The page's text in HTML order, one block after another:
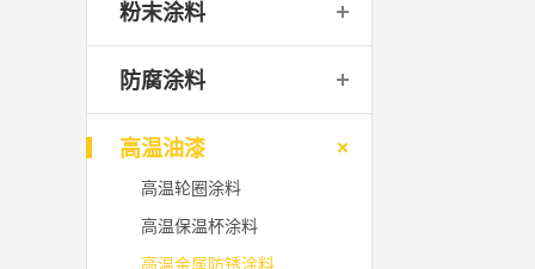
粉末涂料
防腐涂料
高温油漆
高温轮圈涂料
高温保温杯涂料
高温金属防锈涂料